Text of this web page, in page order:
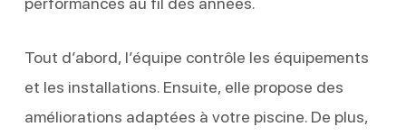
Tout d’abord, l’équipe contrôle les équipements
et les installations. Ensuite, elle propose des
améliorations adaptées à votre piscine. De plus,